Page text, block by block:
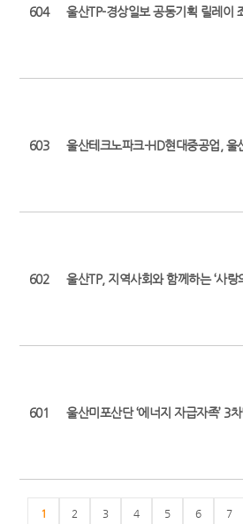
604 울산TP-경상일보 공동기획 릴레
603 울산테크노파크-HD현대중공업,
602 울산TP, 지역사회와 함께하는 ‘사
601 울산미포산단 ‘에너지 자급자족’
1 2 3 4 5 6 7